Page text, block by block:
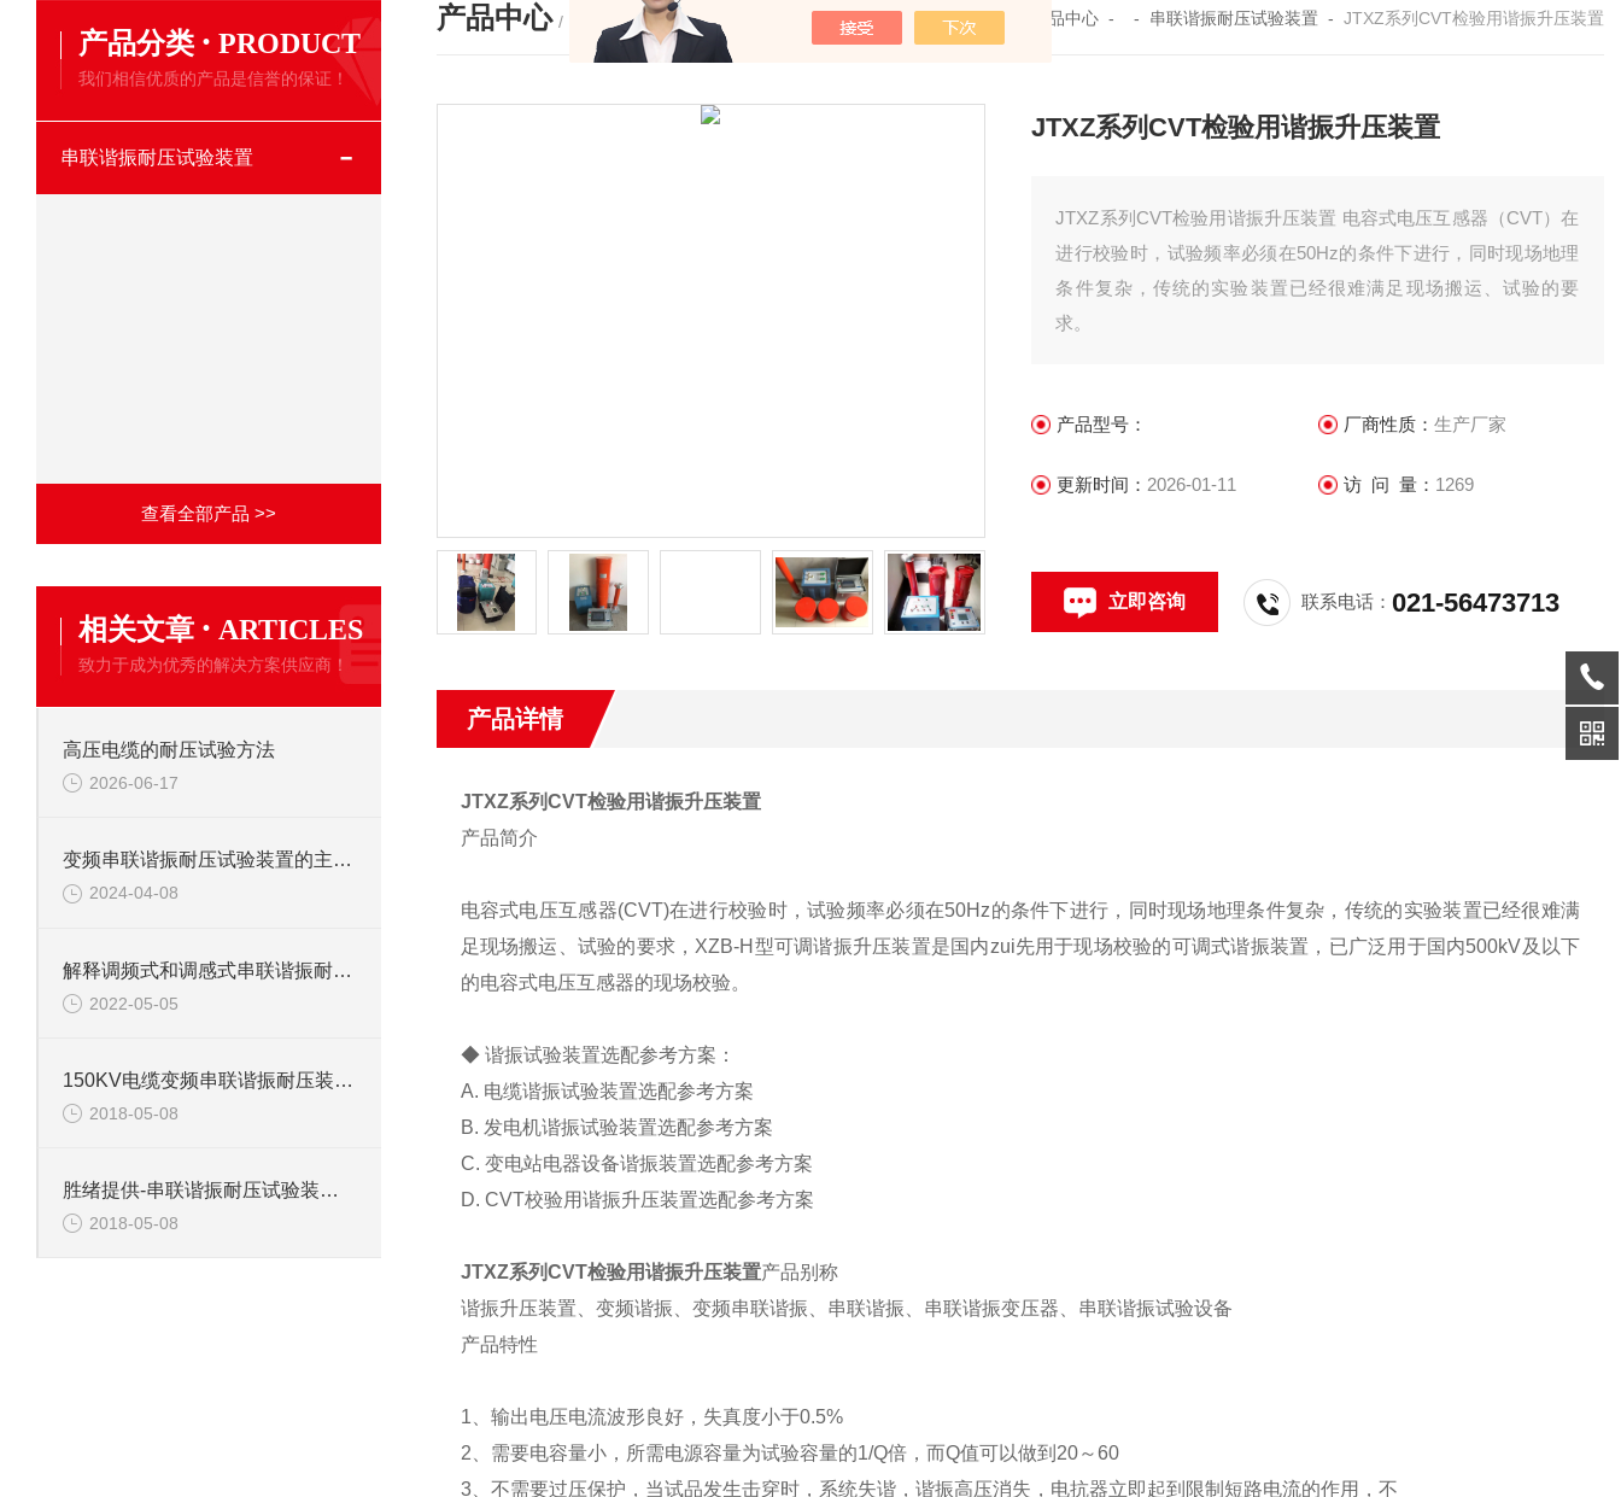
产品分类 · PRODUCT
我们相信优质的产品是信誉的保证！
串联谐振耐压试验装置
查看全部产品 >>
相关文章 · ARTICLES
致力于成为优秀的解决方案供应商！
高压电缆的耐压试验方法
2026-06-17
变频串联谐振耐压试验装置的主要应用
2024-04-08
解释调频式和调感式串联谐振耐压试验装置有什么区别？
2022-05-05
150KV电缆变频串联谐振耐压装置介绍
2018-05-08
胜绪提供-串联谐振耐压试验装置主要功能
2018-05-08
产品中心 / PRODUCTS 您的位置： 首页 产品中心 - - 串联谐振耐压试验装置 - JTXZ系列CVT检验用谐振升压装置
JTXZ系列CVT检验用谐振升压装置
JTXZ系列CVT检验用谐振升压装置 电容式电压互感器（CVT）在
进行校验时，试验频率必须在50Hz的条件下进行，同时现场地理
条件复杂，传统的实验装置已经很难满足现场搬运、试验的要
求。
产品型号： 厂商性质： 生产厂家
更新时间： 2026-01-11 访 问 量： 1269
立即咨询 联系电话：021-56473713
产品详情
JTXZ系列CVT检验用谐振升压装置
产品简介
电容式电压互感器(CVT)在进行校验时，试验频率必须在50Hz的条件下进行，同时现场地理条件复杂，传统的实验装置已经很难满
足现场搬运、试验的要求，XZB-H型可调谐振升压装置是国内zui先用于现场校验的可调式谐振装置，已广泛用于国内500kV及以下
的电容式电压互感器的现场校验。
◆ 谐振试验装置选配参考方案：
A. 电缆谐振试验装置选配参考方案
B. 发电机谐振试验装置选配参考方案
C. 变电站电器设备谐振装置选配参考方案
D. CVT校验用谐振升压装置选配参考方案
JTXZ系列CVT检验用谐振升压装置产品别称
谐振升压装置、变频谐振、变频串联谐振、串联谐振、串联谐振变压器、串联谐振试验设备
产品特性
1、输出电压电流波形良好，失真度小于0.5%
2、需要电容量小，所需电源容量为试验容量的1/Q倍，而Q值可以做到20～60
3、不需要过压保护，当试品发生击穿时，系统失谐，谐振高压消失，电抗器立即起到限制短路电流的作用，不